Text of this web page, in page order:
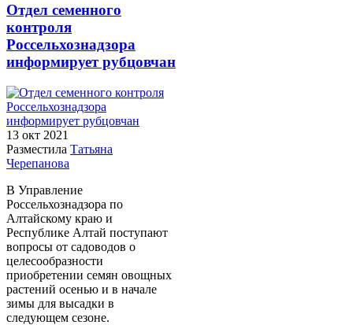
Отдел семенного
контроля
Россельхознадзора
информирует рубцовчан
13 окт 2021
Разместила Татьяна
Черепанова
В Управление
Россельхознадзора по
Алтайскому краю и
Республике Алтай поступают
вопросы от садоводов о
целесообразности
приобретении семян овощных
растений осенью и в начале
зимы для высадки в
следующем сезоне.